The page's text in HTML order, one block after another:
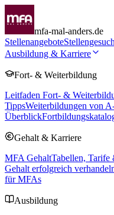
mfa-mal-anders.de
Stellenangebote
Ausbildung & Karriere
Fort- & Weiterbildung
Leitfaden Fort- &
TippsWeiterbildungen von
Überblick
Gehalt & Karriere
MFA GehaltTabellen, Tarife
Gehalt erfolgreich
für MFAs
Ausbildung